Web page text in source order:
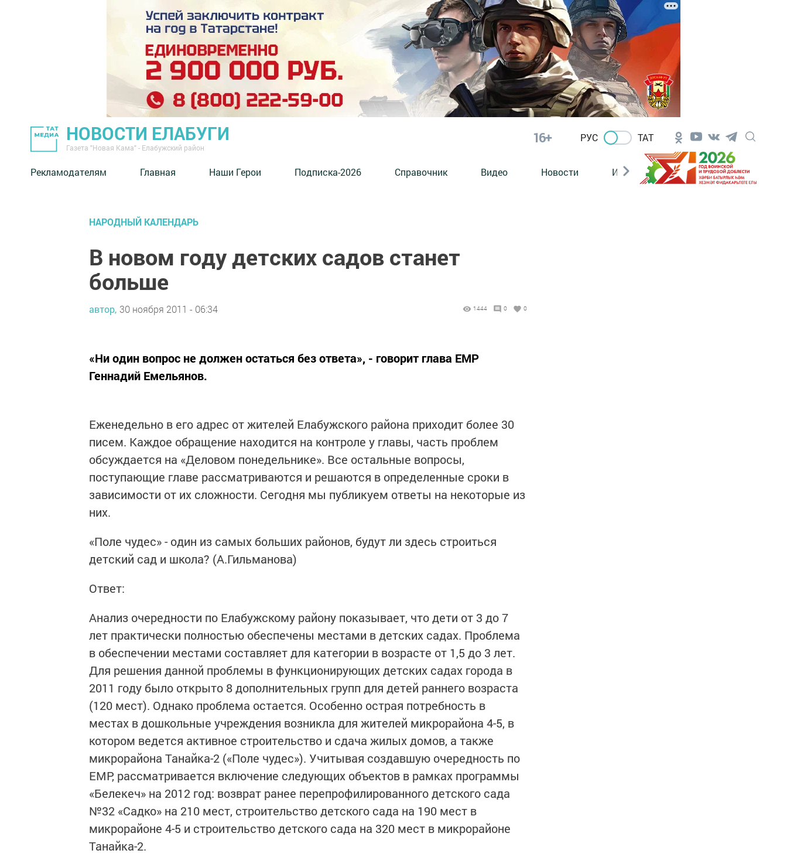
НОВОСТИ ЕЛАБУГИ
Газета "Новая Кама" - Елабужский район
16+ РУС ТАТ
Рекламодателям Главная Наши Герои Подписка-2026 Справочник Видео Новости Из зала суда
НАРОДНЫЙ КАЛЕНДАРЬ
В новом году детских садов станет
больше
автор, 30 ноября 2011 - 06:34 1444 0 0
«Ни один вопрос не должен остаться без ответа», - говорит глава ЕМР
Геннадий Емельянов.
Еженедельно в его адрес от жителей Елабужского района приходит более 30
писем. Каждое обращение находится на контроле у главы, часть проблем
обсуждается на «Деловом понедельнике». Все остальные вопросы,
поступающие главе рассматриваются и решаются в определенные сроки в
зависимости от их сложности. Сегодня мы публикуем ответы на некоторые из
них.
«Поле чудес» - один из самых больших районов, будут ли здесь строиться
детский сад и школа? (А.Гильманова)
Ответ:
Анализ очередности по Елабужскому району показывает, что дети от 3 до 7
лет практически полностью обеспечены местами в детских садах. Проблема
в обеспечении местами составляет для категории в возрасте от 1,5 до 3 лет.
Для решения данной проблемы в функционирующих детских садах города в
2011 году было открыто 8 дополнительных групп для детей раннего возраста
(120 мест). Однако проблема остается. Особенно острая потребность в
местах в дошкольные учреждения возникла для жителей микрорайона 4-5, в
котором ведется активное строительство и сдача жилых домов, а также
микрорайона Танайка-2 («Поле чудес»). Учитывая создавшую очередность по
ЕМР, рассматривается включение следующих объектов в рамках программы
«Белекеч» на 2012 год: возврат ранее перепрофилированного детского сада
№32 «Садко» на 210 мест, строительство детского сада на 190 мест в
микрорайоне 4-5 и строительство детского сада на 320 мест в микрорайоне
Танайка-2.